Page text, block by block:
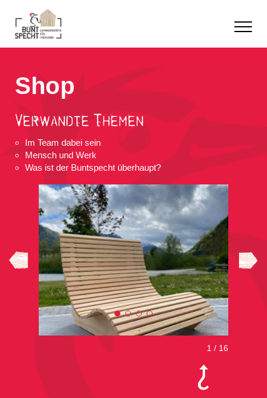
Shop
Verwandte Themen
Im Team dabei sein
Mensch und Werk
Was ist der Buntspecht überhaupt?
1 / 16